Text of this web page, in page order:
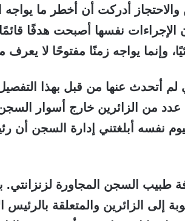
أدركت أن أخطر ما
نفسها أصبحت هدفًا قائمًا
وإنما يواجه زمنًا مفتوحًا لا يعرف
لم أتحدث عنها من قبل بهذا
2007، تجمع عدد من الزائرين خارج أسوار
نفسه أبلغتني إدارة السجن أن
طبيب السجن المجاورة لزنزانتي.
إلى الزائرين والمتعلقة